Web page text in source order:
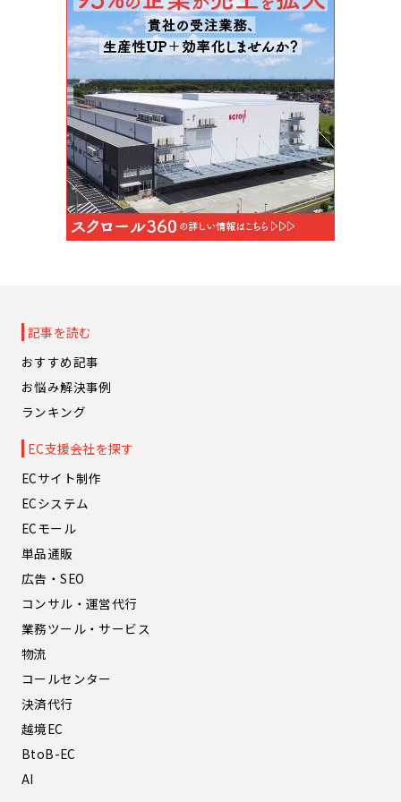
記事を読む
おすすめ記事
お悩み解決事例
ランキング
EC支援会社を探す
ECサイト制作
ECシステム
ECモール
単品通販
広告・SEO
コンサル・運営代行
業務ツール・サービス
物流
コールセンター
決済代行
越境EC
BtoB-EC
AI